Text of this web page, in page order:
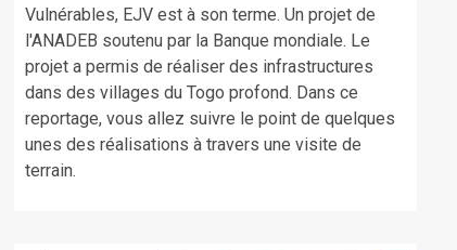
Vulnérables, EJV est à son terme. Un projet de
l'ANADEB soutenu par la Banque mondiale. Le
projet a permis de réaliser des infrastructures
dans des villages du Togo profond. Dans ce
reportage, vous allez suivre le point de quelques
unes des réalisations à travers une visite de
terrain.